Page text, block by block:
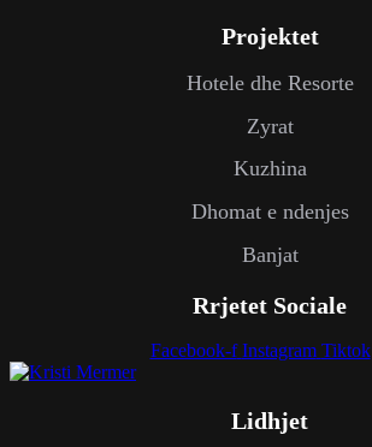
Projektet
Hotele dhe Resorte
Zyrat
Kuzhina
Dhomat e ndenjes
Banjat
Rrjetet Sociale
Facebook-f Instagram Tiktok
Lidhjet